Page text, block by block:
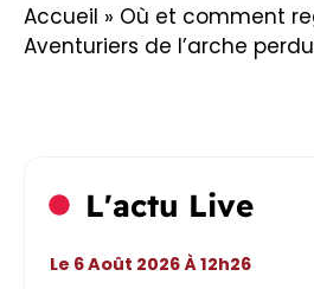
Accueil » Où et comment
Aventuriers de l’arche
L'actu Live
Le 6 Août 2026 À 12h26